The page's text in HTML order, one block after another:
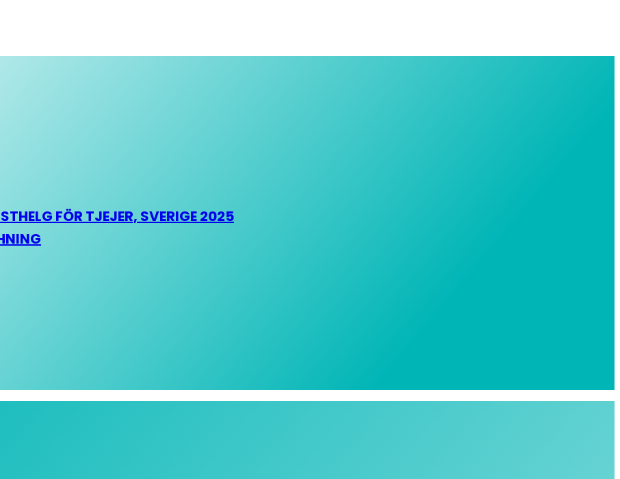
FÖR TJEJER, SVERIGE 2025